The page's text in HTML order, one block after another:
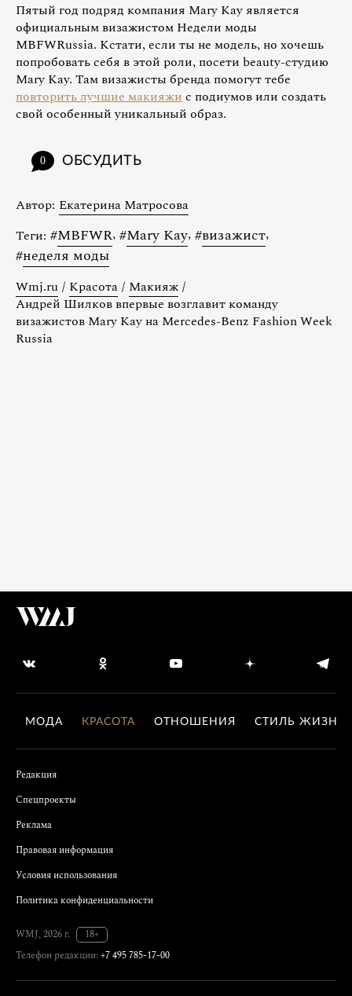
Пятый год подряд компания Mary Kay является
официальным визажистом Недели моды
MBFWRussia. Кстати, если ты не модель, но хочешь
попробовать себя в этой роли, посети beauty-студию
Mary Kay. Там визажисты бренда помогут тебе
повторить лучшие макияжис подиумов или создать
свой особенный уникальный образ.
0 ОБСУДИТЬ
Автор: Екатерина Матросова
Теги: #MBFWR, #Mary Kay, #визажист,
#неделя моды
Wmj.ru / Красота / Макияж /
Андрей Шилков впервые возглавит команду
визажистов Mary Kay на Mercedes-Benz Fashion Week
Russia
МОДА КРАСОТА ОТНОШЕНИЯ СТИЛЬ ЖИЗНИ
Редакция
Спецпроекты
Реклама
Правовая информация
Условия использования
Политика конфиденциальности
WMJ, 2026 г.
18+
Телефон редакции: +7 495 785-17-00